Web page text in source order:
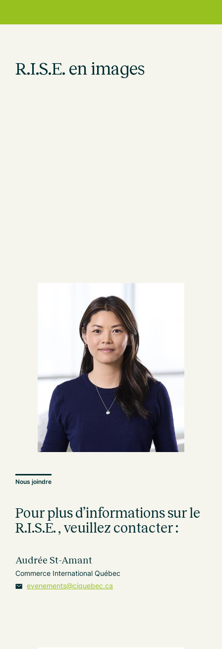
R.I.S.E. en images
Nous joindre
Pour plus d’informations sur le
R.I.S.E. , veuillez contacter :
Audrée St-Amant
Commerce International Québec
evenements@ciquebec.ca